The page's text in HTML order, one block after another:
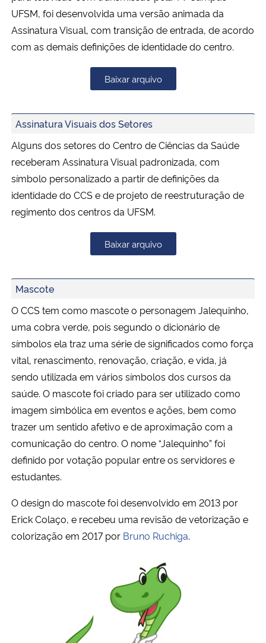
UFSM, foi desenvolvida uma versão animada da
Assinatura Visual, com transição de entrada, de acordo
com as demais definições de identidade do centro.
Baixar arquivo
Assinatura Visuais dos Setores
Alguns dos setores do Centro de Ciências da Saúde
receberam Assinatura Visual padronizada, com
símbolo personalizado a partir de definições da
identidade do CCS e de projeto de reestruturação de
regimento dos centros da UFSM.
Baixar arquivo
Mascote
O CCS tem como mascote o personagem Jalequinho,
uma cobra verde, pois segundo o dicionário de
símbolos ela traz uma série de significados como força
vital, renascimento, renovação, criação, e vida, já
sendo utilizada em vários símbolos dos cursos da
saúde. O mascote foi criado para ser utilizado como
imagem simbólica em eventos e ações, bem como
trazer um sentido afetivo e de aproximação com a
comunicação do centro. O nome “Jalequinho” foi
definido por votação popular entre os servidores e
estudantes.
O design do mascote foi desenvolvido em 2013 por
Erick Colaço, e recebeu uma revisão de vetorização e
colorização em 2017 por Bruno Ruchiga.